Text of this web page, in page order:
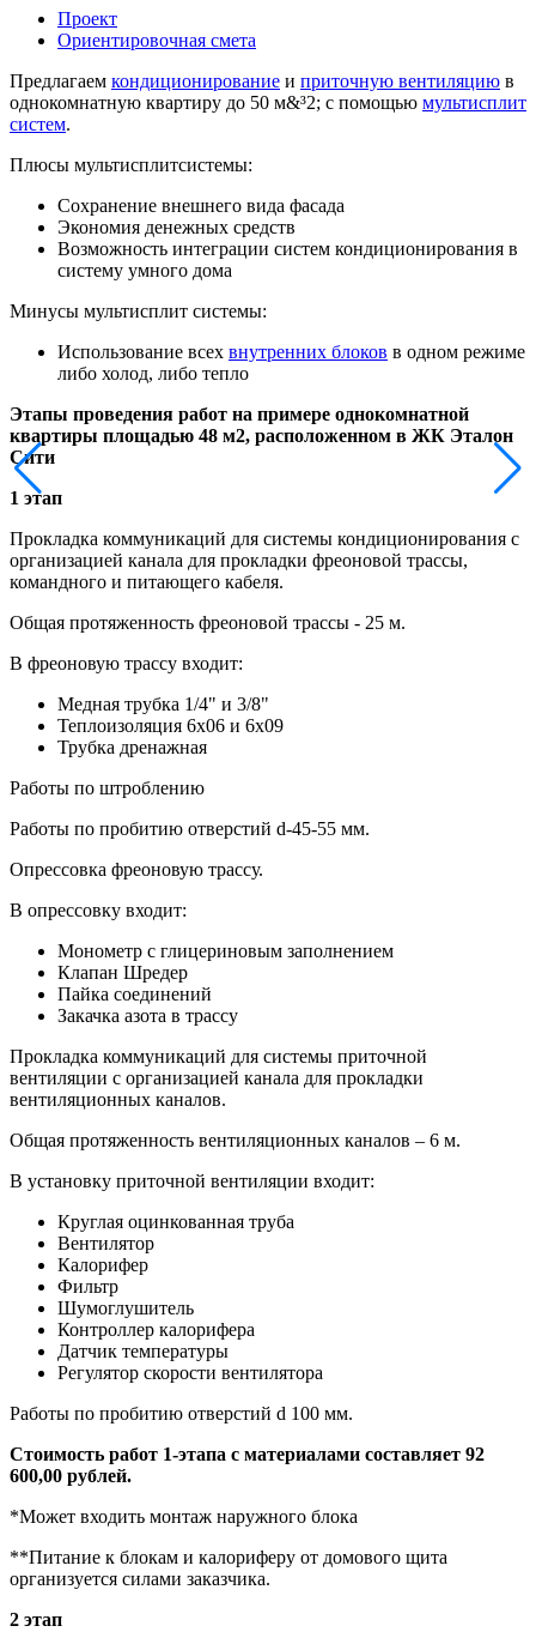
Проект
Ориентировочная смета
Предлагаем кондиционирование и приточную вентиляцию в
однокомнатную квартиру до 50 м&³2; с помощью мультисплит
систем.
Плюсы мультисплитсистемы:
Сохранение внешнего вида фасада
Экономия денежных средств
Возможность интеграции систем кондиционирования в
систему умного дома
Минусы мультисплит системы:
Использование всех внутренних блоков в одном режиме
либо холод, либо тепло
Этапы проведения работ на примере однокомнатной
квартиры площадью 48 м2, расположенном в ЖК Эталон
Сити
1 этап
Прокладка коммуникаций для системы кондиционирования с
организацией канала для прокладки фреоновой трассы,
командного и питающего кабеля.
Общая протяженность фреоновой трассы - 25 м.
В фреоновую трассу входит:
Медная трубка 1/4" и 3/8"
Теплоизоляция 6х06 и 6х09
Трубка дренажная
Работы по штроблению
Работы по пробитию отверстий d-45-55 мм.
Опрессовка фреоновую трассу.
В опрессовку входит:
Монометр с глицериновым заполнением
Клапан Шредер
Пайка соединений
Закачка азота в трассу
Прокладка коммуникаций для системы приточной
вентиляции с организацией канала для прокладки
вентиляционных каналов.
Общая протяженность вентиляционных каналов – 6 м.
В установку приточной вентиляции входит:
Круглая оцинкованная труба
Вентилятор
Калорифер
Фильтр
Шумоглушитель
Контроллер калорифера
Датчик температуры
Регулятор скорости вентилятора
Работы по пробитию отверстий d 100 мм.
Стоимость работ 1-этапа с материалами составляет 92
600,00 рублей.
*Может входить монтаж наружного блока
**Питание к блокам и калориферу от домового щита
организуется силами заказчика.
2 этап